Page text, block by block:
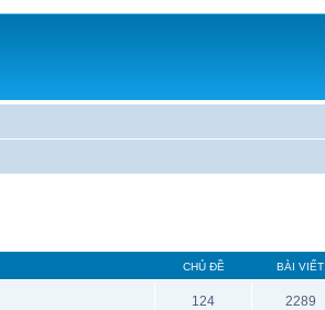
CHỦ ĐỀ BÀI VIẾT
124 2289